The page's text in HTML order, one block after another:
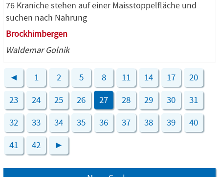
76 Kraniche stehen auf einer Maisstoppelfläche und
suchen nach Nahrung
Brockhimbergen
Waldemar Golnik
◄ 1 2 5 8 11 14 17 20
23 24 25 26 27 28 29 30 31
32 33 34 35 36 37 38 39 40
41 42 ►